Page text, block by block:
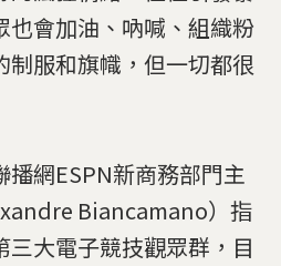
也會加油、吶喊、組織粉
制服和旗幟，但一切都很
網ESPN新商務部門主
Biancamano）指
三大電子競技觀眾群，目